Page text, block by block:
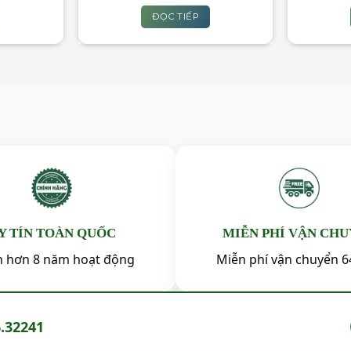
là:
1,870,000₫.
ĐỌC TIẾP
TÍN TOÀN QUỐC
hơn 8 năm hoạt động
MIỄN PHÍ VẬN
Miễn phí vận chuyển